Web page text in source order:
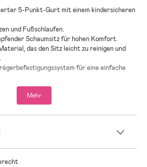
5-Punkt-Gurt mit einem kindersicheren
und Fußschlaufen.
Schaumsitz für hohen Komfort.
das den Sitz leicht zu reinigen und
für eine einfache
für zusätzliche Beleuchtung.
Monaten bis 6 Jahre.
Mehr